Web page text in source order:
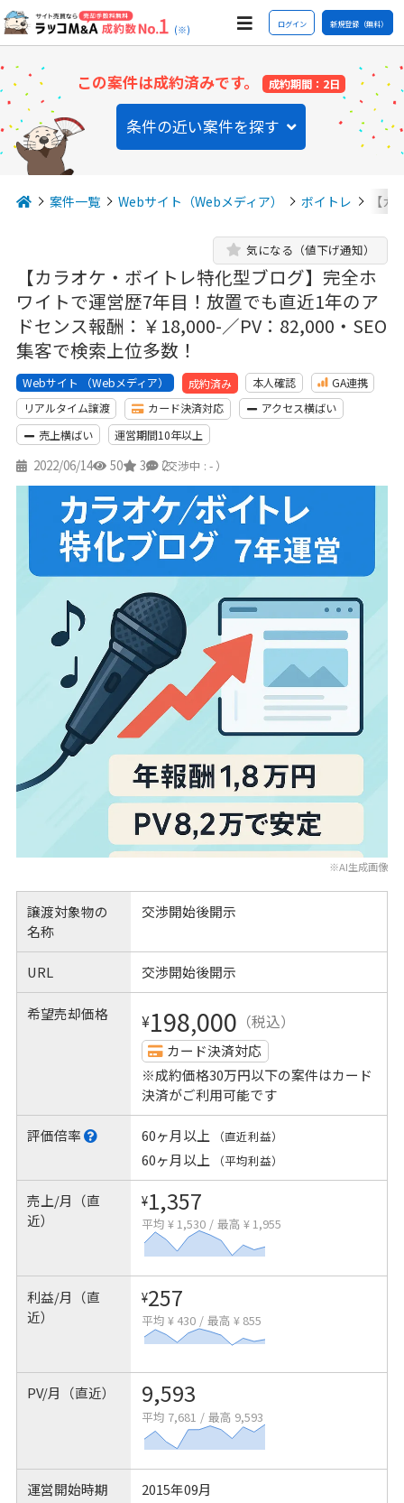
(※) ログイン 新規登録（無料）
この案件は成約済みです。 成約期間：2日
条件の近い案件を探す
案件一覧 Webサイト（Webメディア） ボイトレ 【
【カラオケ・ボイトレ特化型ブログ】完全ホ
ワイトで運営歴7年目！放置でも直近1年のア
ドセンス報酬：￥18,000-／PV：82,000・SEO
集客で検索上位多数！
気になる（値下げ通知）
Webサイト （Webメディア） 成約済み 本人確認
GA連携
リアルタイム譲渡
カード決済対応
アクセス横ばい
売上横ばい
運営期間10年以上
2022/06/14 50 3 2
（交渉中 : - ）
※AI生成画像
譲渡対象物の
名称
交渉開始後開示
URL 交渉開始後開示
希望売却価格 ¥198,000 （税込）
カード決済対応
※成約価格30万円以下の案件はカード
決済がご利用可能です
評価倍率 60ヶ月以上 （直近利益）
60ヶ月以上 （平均利益）
売上/月（直
近）
¥1,357
平均 ¥ 1,530 / 最高 ¥ 1,955
利益/月（直
近）
¥257
平均 ¥ 430 / 最高 ¥ 855
PV/月（直近） 9,593
平均 7,681 / 最高 9,593
運営開始時期 2015年09月